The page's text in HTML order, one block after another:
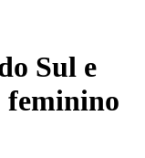
Sul e
feminino